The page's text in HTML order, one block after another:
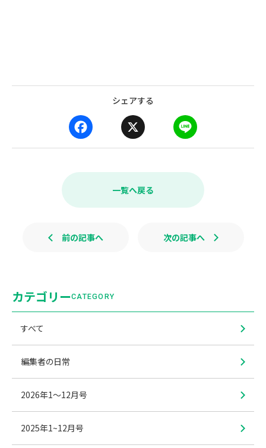
シェアする
a
e
k
i
e
一覧へ戻る
前の記事へ 次の記事へ
カテゴリーCATEGORY
すべて
編集者の日常
2026年1〜12月号
2025年1~12月号